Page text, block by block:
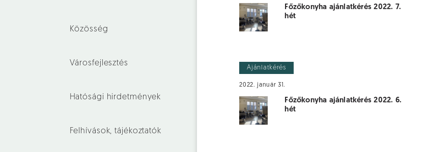
Közösség
Városfejlesztés
Hatósági hirdetmények
Felhívások, tájékoztatók
Főzőkonyha ajánlatkérés 2022. 7.
hét
Ajánlatkérés
2022. január 31.
Főzőkonyha ajánlatkérés 2022. 6.
hét